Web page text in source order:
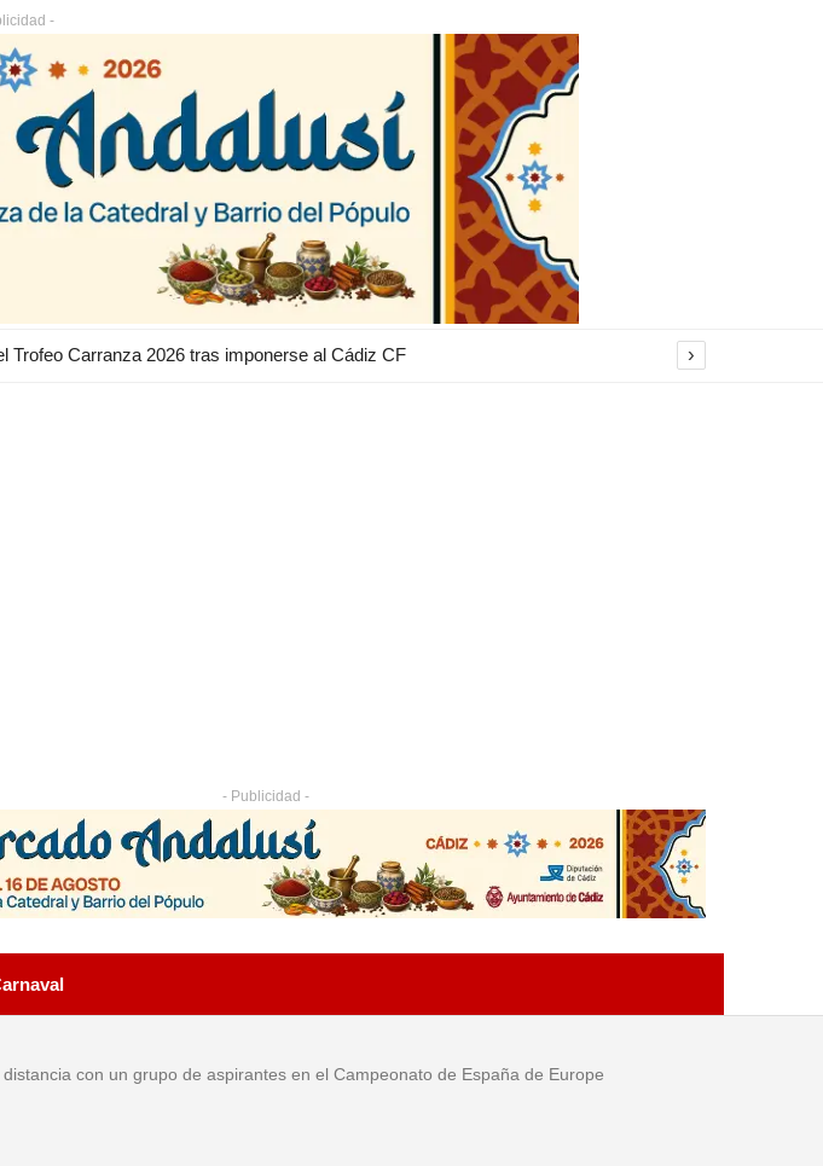
-
Trofeo Carranza 2026 tras imponerse al Cádiz CF ›
- Publicidad -
con un grupo de aspirantes en el Campeonato de España de Europe